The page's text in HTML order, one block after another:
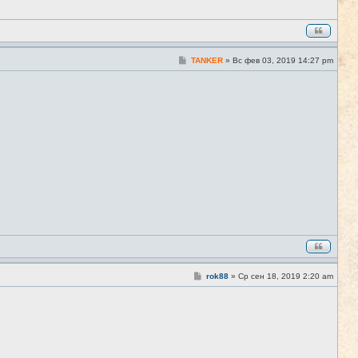
#311
С
о
TANKER » Вс фев 03, 2019 14:27 pm
#312
С
о
rok88 » Ср сен 18, 2019 2:20 am